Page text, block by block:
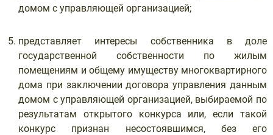
домом с управляющей организацией;
представляет интересы собственника в доле
государственной собственности по жилым
помещениям и общему имуществу многоквартирного
дома при заключении договора управления данным
домом с управляющей организацией, выбираемой по
результатам открытого конкурса или, если такой
конкурс признан несостоявшимся, без его